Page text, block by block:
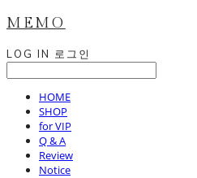
MEMO
LOG IN 로그인
HOME
SHOP
for VIP
Q & A
Review
Notice